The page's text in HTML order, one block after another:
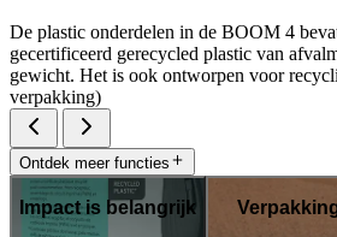
De plastic onderdelen in de BOOM 4
gecertificeerd gerecycled plastic van
gewicht. Het is ook ontworpen voor
verpakking)
Ontdek meer functies
Impact is belangrijk